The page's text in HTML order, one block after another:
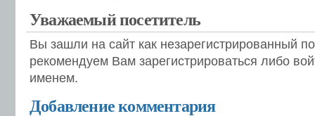
Уважаемый посетитель
Вы зашли на сайт как незарегистрированный
рекомендуем Вам зарегистрироваться либо
именем.
Добавление комментария